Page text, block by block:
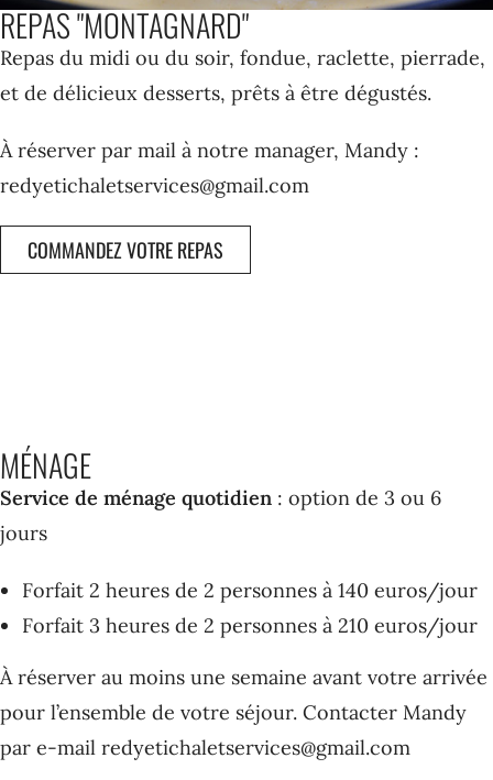
REPAS "MONTAGNARD"
Repas du midi ou du soir, fondue, raclette, pierrade,
et de délicieux desserts, prêts à être dégustés.
À réserver par mail à notre manager, Mandy :
redyetichaletservices@gmail.com
COMMANDEZ VOTRE REPAS
MÉNAGE
Service de ménage quotidien : option de 3 ou 6
jours
Forfait 2 heures de 2 personnes à 140 euros/jour
Forfait 3 heures de 2 personnes à 210 euros/jour
À réserver au moins une semaine avant votre arrivée
pour l’ensemble de votre séjour. Contacter Mandy
par e-mail redyetichaletservices@gmail.com